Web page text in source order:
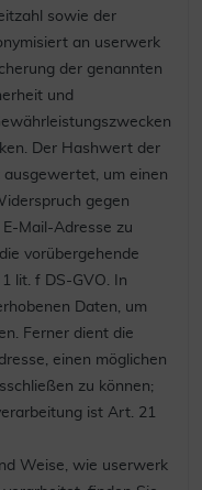
sowie der
an userwerk
der genannten
und
Der Hashwert der
um einen
gegen
Mail-Adresse zu
vorübergehende
lit. f DS-GVO. In
Daten, um
Ferner dient die
einen möglichen
zu können;
ist Art. 21
Weise, wie userwerk